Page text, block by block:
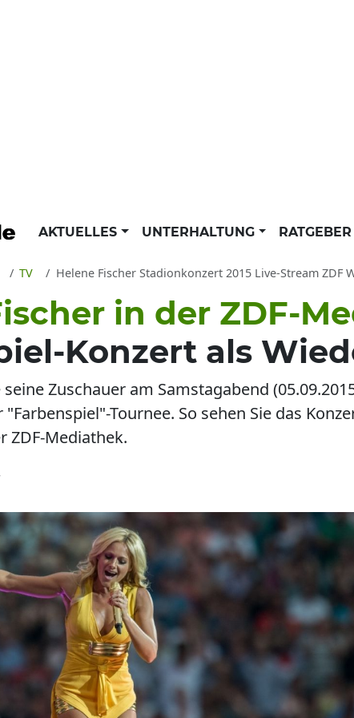
AKTUELLES UNTERHALTUNG
TV Helene Fischer Stadionkonzert 2015 Live-Stream ZDF
in der ZDF-
Konzert als
Zuschauer am Samstagabend
Tournee. So sehen Sie das
ZDF-Mediathek.